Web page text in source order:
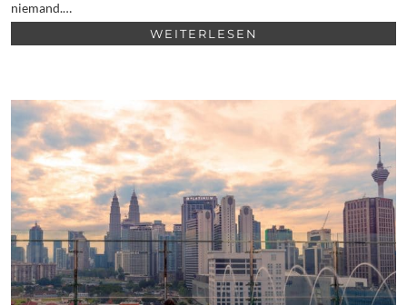
niemand.…
WEITERLESEN